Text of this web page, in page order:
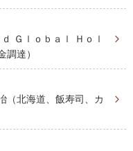
Ｇｌｏｂａｌ Ｈｏｌ
達）
（北海道、飯寿司、カ